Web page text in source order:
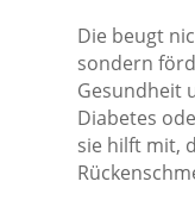
Die beugt
sondern
Gesundheit
Diabetes
sie hilft mit,